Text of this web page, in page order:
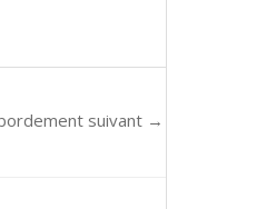
suivant →